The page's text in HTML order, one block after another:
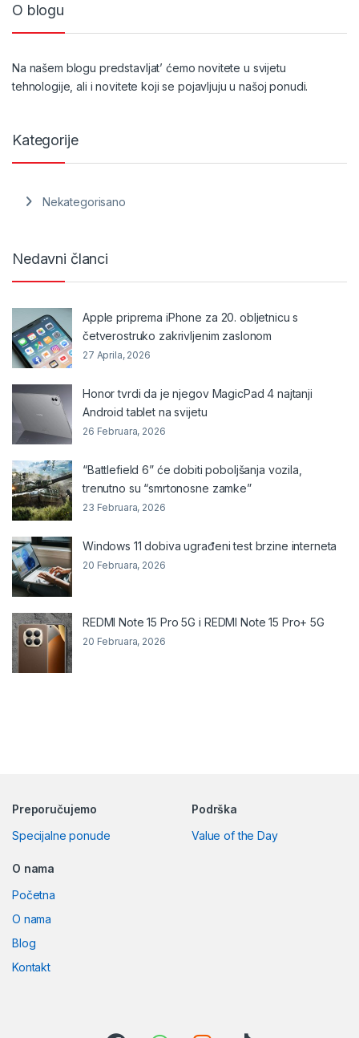
O blogu
Na našem blogu predstavljat’ ćemo novitete u svijetu
tehnologije, ali i novitete koji se pojavljuju u našoj ponudi.
Kategorije
Nekategorisano
Nedavni članci
Apple priprema iPhone za 20. obljetnicu s
četverostruko zakrivljenim zaslonom
27 Aprila, 2026
Honor tvrdi da je njegov MagicPad 4 najtanji
Android tablet na svijetu
26 Februara, 2026
“Battlefield 6” će dobiti poboljšanja vozila,
trenutno su “smrtonosne zamke”
23 Februara, 2026
Windows 11 dobiva ugrađeni test brzine interneta
20 Februara, 2026
REDMI Note 15 Pro 5G i REDMI Note 15 Pro+ 5G
20 Februara, 2026
Preporučujemo
Specijalne ponude
Podrška
Value of the Day
O nama
Početna
O nama
Blog
Kontakt